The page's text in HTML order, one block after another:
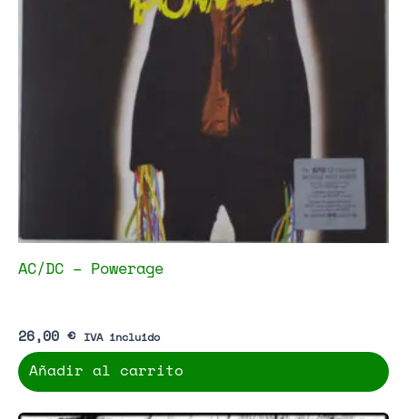
AC/DC – Powerage
26,00 € IVA incluido
Añadir al carrito